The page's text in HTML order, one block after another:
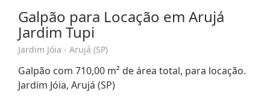
Galpão para Locação em Arujá
Jardim Tupi
Jardim Jóia - Arujá (SP)
Galpão com 710,00 m² de área total, para locação.
Jardim Jóia, Arujá (SP)